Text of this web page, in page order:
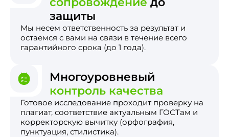
защиты
Мы несем ответственность за результат и
остаемся с вами на связи в течение всего
гарантийного срока (до 1 года).
Многоуровневый
контроль качества
Готовое исследование проходит проверку на
плагиат, соответствие актуальным ГОСТам и
корректорскую вычитку (орфография,
пунктуация, стилистика).